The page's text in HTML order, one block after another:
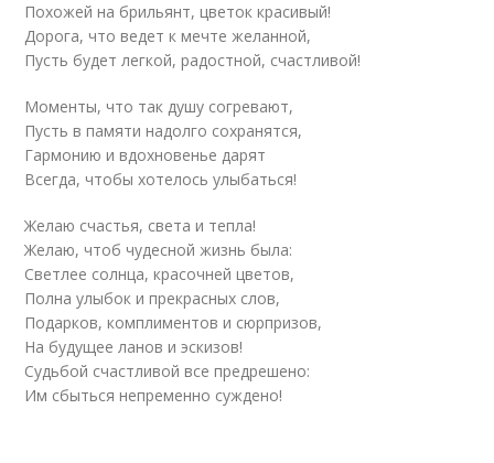
Похожей на брильянт, цветок красивый!
Дорога, что ведет к мечте желанной,
Пусть будет легкой, радостной, счастливой!
Моменты, что так душу согревают,
Пусть в памяти надолго сохранятся,
Гармонию и вдохновенье дарят
Всегда, чтобы хотелось улыбаться!
Желаю счастья, света и тепла!
Желаю, чтоб чудесной жизнь была:
Светлее солнца, красочней цветов,
Полна улыбок и прекрасных слов,
Подарков, комплиментов и сюрпризов,
На будущее ланов и эскизов!
Судьбой счастливой все предрешено:
Им сбыться непременно суждено!